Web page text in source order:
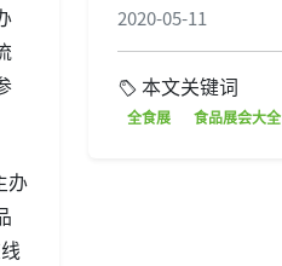
办
2020-05-11
本文关键词
全食展 食品展会大全